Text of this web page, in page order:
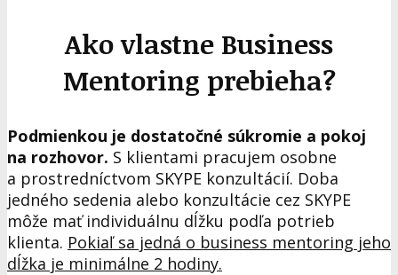
Ako vlastne Business
Mentoring prebieha?
Podmienkou je dostatočné súkromie a pokoj
na rozhovor. S klientami pracujem osobne
a prostredníctvom SKYPE konzultácií. Doba
jedného sedenia alebo konzultácie cez SKYPE
môže mať individuálnu dĺžku podľa potrieb
klienta. Pokiaľ sa jedná o business mentoring jeho
dĺžka je minimálne 2 hodiny.